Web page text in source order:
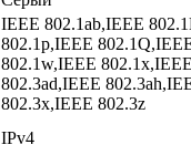
IEEE 802.1ab,IEEE
802.1p,IEEE
802.1w,IEEE
802.3ad,IEEE
802.3x,IEEE 802.3z
IPv4